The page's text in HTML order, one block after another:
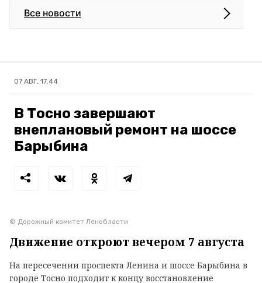
Все новости
07 АВГ, 17:44
В Тосно завершают
внеплановый ремонт на шоссе
Барыбина
© Дорожный комитет Ленобласти
Движение откроют вечером 7 августа
На пересечении проспекта Ленина и шоссе Барыбина в
городе Тосно подходит к концу восстановление